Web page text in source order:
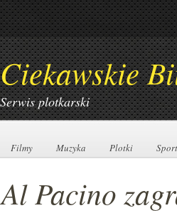
Ciekawskie
Serwis plotkarski
Filmy
Filmy Muzyka
Muzyka Plotki
Plotki Sport
Sport
Al Pacino